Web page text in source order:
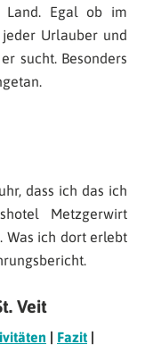
Land. Egal ob im
Urlauber und
sucht. Besonders
dass ich das ich
Metzgerwirt
Was ich dort erlebt
Veit
| Fazit |